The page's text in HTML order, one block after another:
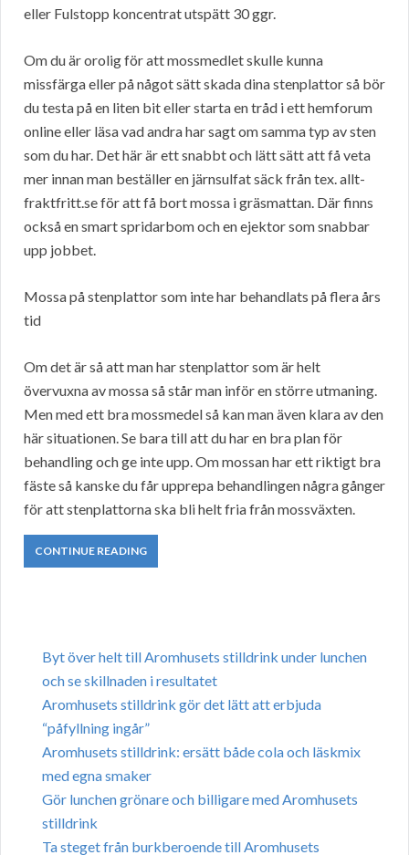
eller Fulstopp koncentrat utspätt 30 ggr.
Om du är orolig för att mossmedlet skulle kunna
missfärga eller på något sätt skada dina stenplattor så bör
du testa på en liten bit eller starta en tråd i ett hemforum
online eller läsa vad andra har sagt om samma typ av sten
som du har. Det här är ett snabbt och lätt sätt att få veta
mer innan man beställer en järnsulfat säck från tex. allt-
fraktfritt.se för att få bort mossa i gräsmattan. Där finns
också en smart spridarbom och en ejektor som snabbar
upp jobbet.
Mossa på stenplattor som inte har behandlats på flera års
tid
Om det är så att man har stenplattor som är helt
övervuxna av mossa så står man inför en större utmaning.
Men med ett bra mossmedel så kan man även klara av den
här situationen. Se bara till att du har en bra plan för
behandling och ge inte upp. Om mossan har ett riktigt bra
fäste så kanske du får upprepa behandlingen några gånger
för att stenplattorna ska bli helt fria från mossväxten.
CONTINUE READING
Byt över helt till Aromhusets stilldrink under lunchen
och se skillnaden i resultatet
Aromhusets stilldrink gör det lätt att erbjuda
“påfyllning ingår”
Aromhusets stilldrink: ersätt både cola och läskmix
med egna smaker
Gör lunchen grönare och billigare med Aromhusets
stilldrink
Ta steget från burkberoende till Aromhusets